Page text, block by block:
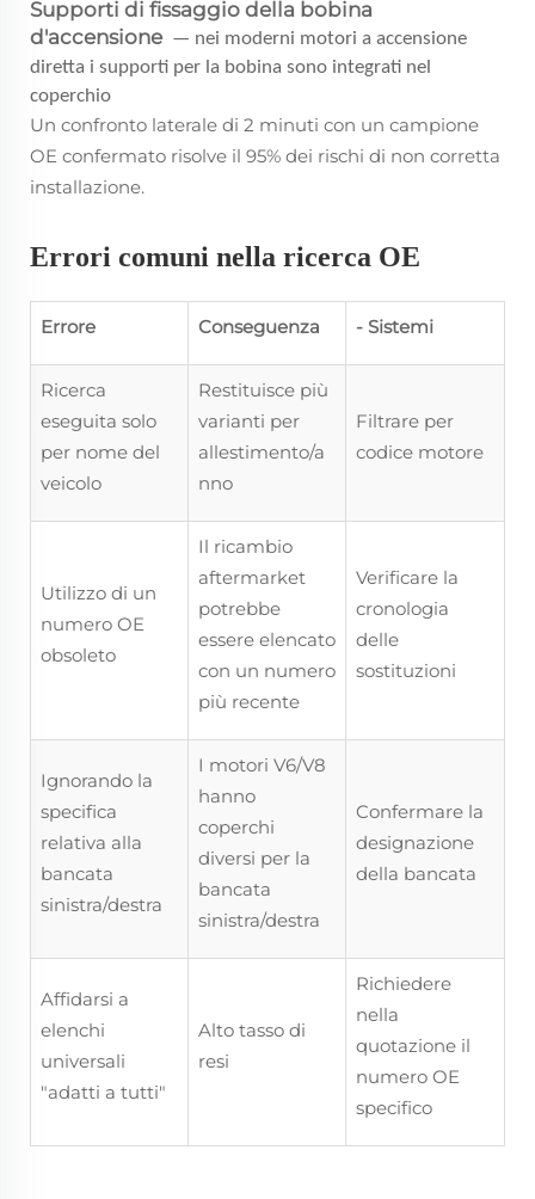
Supporti di fissaggio della bobina
d'accensione — nei moderni motori a accensione
diretta i supporti per la bobina sono integrati nel
coperchio
Un confronto laterale di 2 minuti con un campione
OE confermato risolve il 95% dei rischi di non corretta
installazione.
Errori comuni nella ricerca OE
Errore Conseguenza - Sistemi
Ricerca
eseguita solo
per nome del
veicolo
Restituisce più
varianti per
allestimento/a
nno
Filtrare per
codice motore
Utilizzo di un
numero OE
obsoleto
Il ricambio
aftermarket
potrebbe
essere elencato
con un numero
più recente
Verificare la
cronologia
delle
sostituzioni
Ignorando la
specifica
relativa alla
bancata
sinistra/destra
I motori V6/V8
hanno
coperchi
diversi per la
bancata
sinistra/destra
Confermare la
designazione
della bancata
Affidarsi a
elenchi
universali
"adatti a tutti"
Alto tasso di
resi
Richiedere
nella
quotazione il
numero OE
specifico